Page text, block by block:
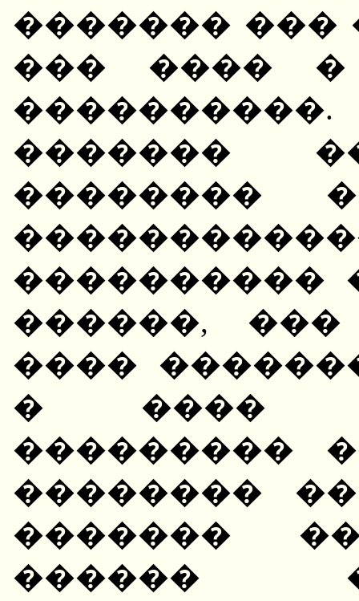
������� ���
��� ���� �
�������
��������
����������
������,
����
� ����
���������
��������
�������
������